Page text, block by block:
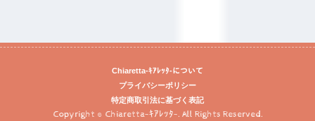
Chiaretta-ｷｱﾚｯﾀ-について
プライバシーポリシー
特定商取引法に基づく表記
Copyright © Chiaretta-ｷｱﾚｯﾀ-. All Rights Reserved.